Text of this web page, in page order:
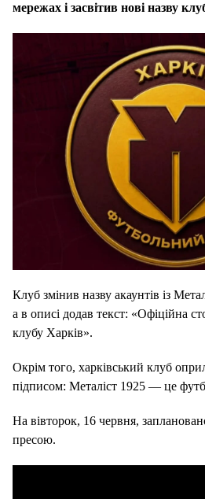
мережах і засвітив нові назву
Клуб змінив назву акаунтів із
а в описі додав текст: «Офіційна
клубу Харків».
Окрім того, харківський клуб
підписом: Металіст 1925 — це
На вівторок, 16 червня,
пресою.